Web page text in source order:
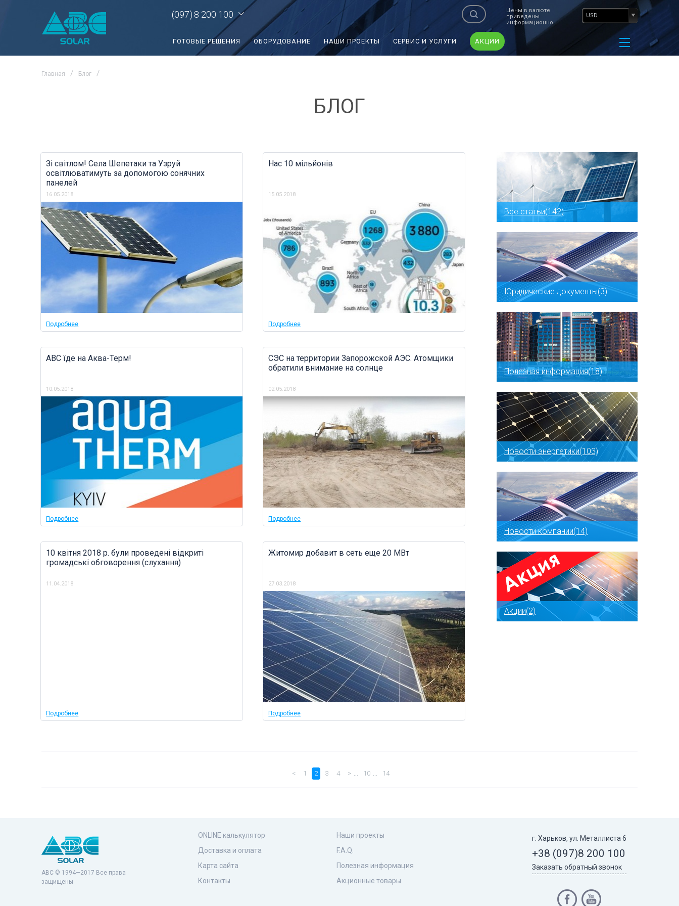
(097) 8 200 100
Цены в валюте
приведены
информационно
USD
ГОТОВЫЕ РЕШЕНИЯ ОБОРУДОВАНИЕ НАШИ ПРОЕКТЫ СЕРВИС И УСЛУГИ АКЦИИ
Главная Блог
БЛОГ
Зі світлом! Села Шепетаки та Узруй
освітлюватимуть за допомогою сонячних
панелей
16.05.2018
Подробнее
Нас 10 мільйонів
15.05.2018
Подробнее
ABC їде на Аква-Терм!
10.05.2018
Подробнее
СЭС на территории Запорожской АЭС. Атомщики
обратили внимание на солнце
02.05.2018
Подробнее
10 квітня 2018 р. були проведені відкриті
громадські обговорення (слухання)
11.04.2018
Подробнее
Житомир добавит в сеть еще 20 МВт
27.03.2018
Подробнее
Все статьи(142)
Юридические документы(3)
Полезная информация(18)
Новости энергетики(103)
Новости компании(14)
Акции(2)
< 1 2 3 4 > 10 14
ABC © 1994—2017 Все права
защищены
ONLINE калькулятор
Доставка и оплата
Карта сайта
Контакты
Наши проекты
F.A.Q.
Полезная информация
Акционные товары
г. Харьков, ул. Металлиста 6
+38 (097)8 200 100
Заказать обратный звонок